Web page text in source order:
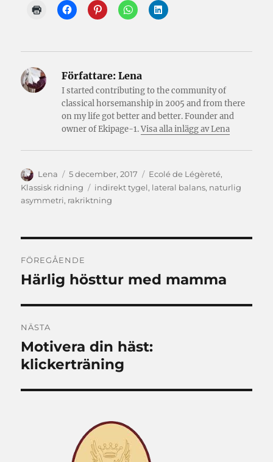
Författare:Lena
I started contributing to the community of
classical horsemanship in 2005 and from there
on my life got better and better. Founder and
owner of Ekipage-1.Visa alla inlägg av Lena
Författare
Lena
Publicerat
den
5 december, 2017 Kategorier
Ecolé de Légèreté,
Klassisk ridning
Etiketter
indirekt tygel, lateral balans, naturlig
asymmetri, rakriktning
FÖREGÅENDE
Föregående
Härlig hösttur med mamma
NÄSTA
Nästa
inlägg:
Motivera din häst:
klickerträning